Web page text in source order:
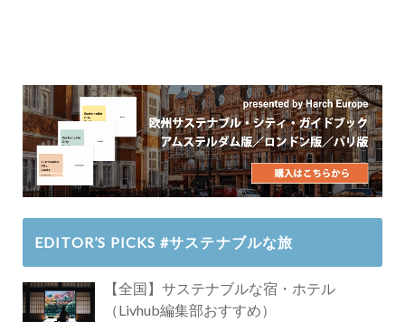
EDITOR’S PICKS #サステナブルな旅
【全国】サステナブルな宿・ホテル
（Livhub編集部おすすめ）